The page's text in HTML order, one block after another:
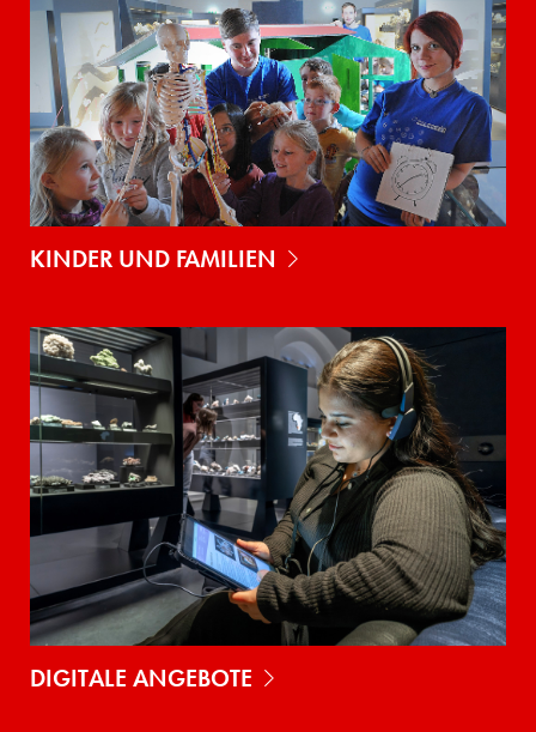
KINDER UND FAMILIEN
DIGITALE ANGEBOTE